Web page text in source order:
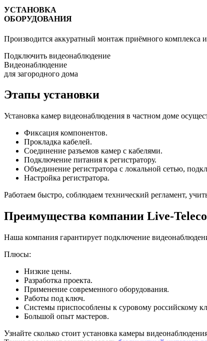
УСТАНОВКА
ОБОРУДОВАНИЯ
Производится аккуратный монтаж приёмного комплекса
Подключить видеонаблюдение
Видеонаблюдение
для загородного дома
Этапы установки
Установка камер видеонаблюдения в частном доме
Фиксация компонентов.
Прокладка кабелей.
Соединение разъемов камер с кабелями.
Подключение питания к регистратору.
Объединение регистратора с локальной сетью,
Настройка регистратора.
Работаем быстро, соблюдаем технический регламент,
Преимущества компании Live-
Наша компания гарантирует подключение
Плюсы:
Низкие цены.
Разработка проекта.
Применение современного оборудования.
Работы под ключ.
Системы приспособлены к суровому российскому
Большой опыт мастеров.
Узнайте сколько стоит установка камеры